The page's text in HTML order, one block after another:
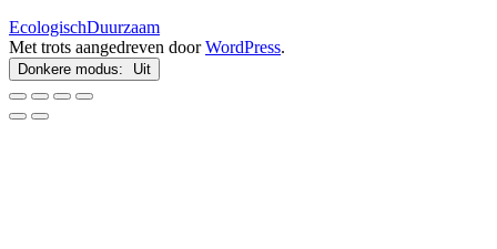
EcologischDuurzaam
Met trots aangedreven doorWordPress.
Donkere modus: